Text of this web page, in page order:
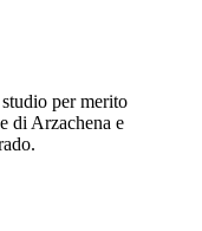
per merito
di Arzachena e